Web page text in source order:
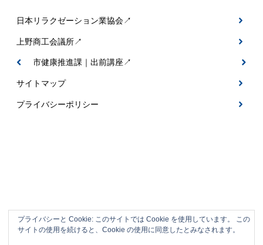
日本リラクゼーション業協会↗
上野商工会議所↗
伊賀市健康推進課｜出前講座↗
サイトマップ
プライバシーポリシー
伊賀市の整体＆フットケアサロン｜なごみ
プライバシーと Cookie: このサイトでは Cookie を使用しています。 この
サイトの使用を続けると、Cookie の使用に同意したとみなされます。